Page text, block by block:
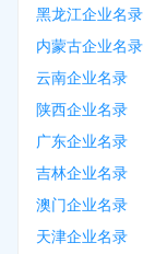
黑龙江企业名录
内蒙古企业名录
云南企业名录
陕西企业名录
广东企业名录
吉林企业名录
澳门企业名录
天津企业名录